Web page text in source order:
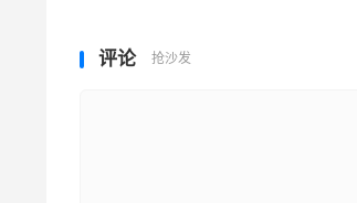
评论 抢沙发